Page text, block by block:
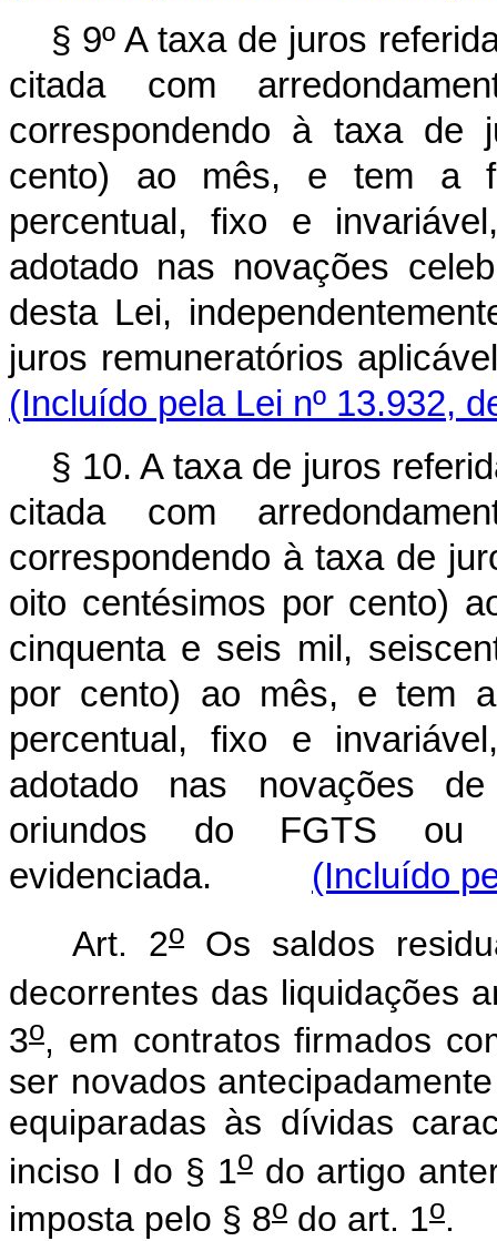
§ 9º A taxa de juros
citada com
correspondendo à taxa de
cento) ao mês, e tem a
percentual, fixo e
adotado nas novações
desta Lei,
juros remuneratórios
(Incluído pela Lei nº 13.932,
§ 10. A taxa de juros
citada com
correspondendo à taxa de
oito centésimos por cento)
cinquenta e seis mil,
por cento) ao mês, e tem
percentual, fixo e
adotado nas novações
oriundos do FGTS
evidenciada. (Incluído
Art. 2o Os saldos
decorrentes das liquidações
3o, em contratos firmados
ser novados
equiparadas às dívidas
inciso I do § 1odo artigo
imposta pelo § 8o do art. 1o.